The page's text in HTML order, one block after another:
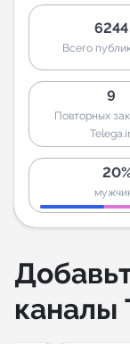
6244
Всего
9
Повторных
каналы